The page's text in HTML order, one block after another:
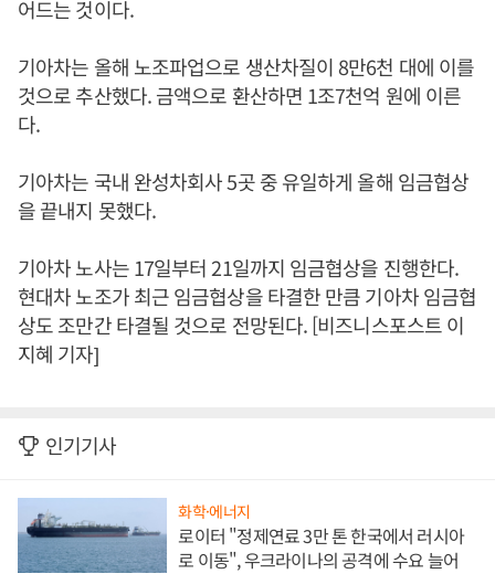
어드는 것이다.
기아차는 올해 노조파업으로 생산차질이 8만6천 대에 이를
것으로 추산했다. 금액으로 환산하면 1조7천억 원에 이른
다.
기아차는 국내 완성차회사 5곳 중 유일하게 올해 임금협상
을 끝내지 못했다.
기아차 노사는 17일부터 21일까지 임금협상을 진행한다.
현대차 노조가 최근 임금협상을 타결한 만큼 기아차 임금협
상도 조만간 타결될 것으로 전망된다. [비즈니스포스트 이
지혜 기자]
인기기사
화학·에너지
로이터 "정제연료 3만 톤 한국에서 러시아
로 이동", 우크라이나의 공격에 수요 늘어